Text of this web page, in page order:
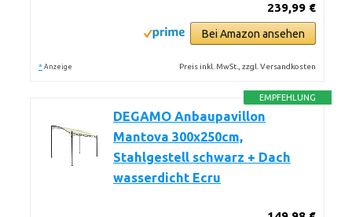
239,99 €
Bei Amazon ansehen
* Anzeige Preis inkl. MwSt., zzgl. Versandkosten
EMPFEHLUNG
DEGAMO Anbaupavillon
Mantova 300x250cm,
Stahlgestell schwarz + Dach
wasserdicht Ecru